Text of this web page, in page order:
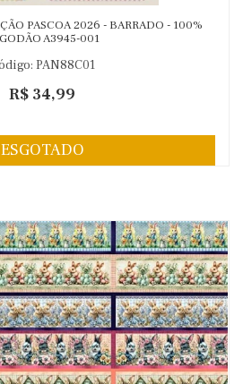
PASCOA 2026 - BARRADO - 100%
A3945-001
PAN88C01
R$ 34,99
ESGOTADO